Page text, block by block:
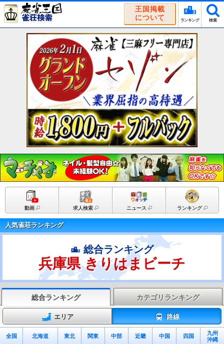
王国掲載
について
ランキング 検索
動画 求人検索 ニュース ランキング
人気雀荘ランキング
総合ランキング
兵庫県 きりはまビーチ
総合ランキング カテゴリランキング
エリア 路線
全国 北海道 東北 関東 中部 近畿 中国 四国
九州
沖縄